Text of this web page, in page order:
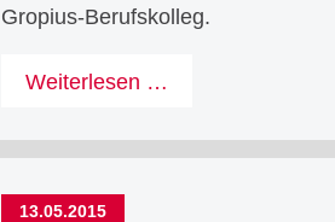
Gropius-Berufskolleg.
Weiterlesen …
mit
13.05.2015